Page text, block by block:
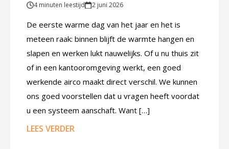
4 minuten leestijd 2 juni 2026
De eerste warme dag van het jaar en het is
meteen raak: binnen blijft de warmte hangen en
slapen en werken lukt nauwelijks. Of u nu thuis zit
of in een kantooromgeving werkt, een goed
werkende airco maakt direct verschil. We kunnen
ons goed voorstellen dat u vragen heeft voordat
u een systeem aanschaft. Want […]
LEES VERDER